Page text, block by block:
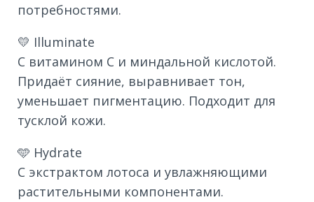
потребностями.
💛 Illuminate
С витамином C и миндальной кислотой.
Придаёт сияние, выравнивает тон,
уменьшает пигментацию. Подходит для
тусклой кожи.
🩵 Hydrate
С экстрактом лотоса и увлажняющими
растительными компонентами.